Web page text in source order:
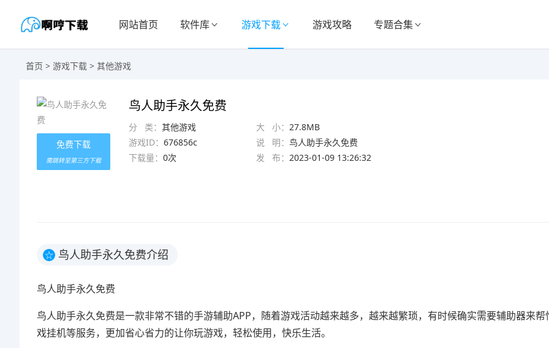
网站首页 软件库 游戏下载 游戏攻略 专题合集
首页 > 游戏下载 > 其他游戏
免费下载
需跳转至第三方下载
鸟人助手永久免费
分 类： 其他游戏 大 小： 27.8MB
游戏ID： 676856c 说 明： 鸟人助手永久免费
下载量： 0次 发 布： 2023-01-09 13:26:32
☆ 鸟人助手永久免费介绍
鸟人助手永久免费
鸟人助手永久免费是一款非常不错的手游辅助APP，随着游戏活动越来越多，越来越繁琐，有时候确实需要辅助器来帮
戏挂机等服务，更加省心省力的让你玩游戏，轻松使用，快乐生活。